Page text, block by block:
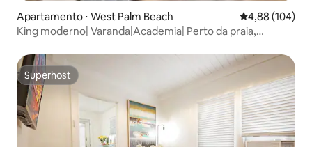
Apartamento ⋅ West Palm Beach 4,88 de uma
4,88 (104)
King moderno| Varanda|Academia| Perto da praia,
Superhost
Superhost